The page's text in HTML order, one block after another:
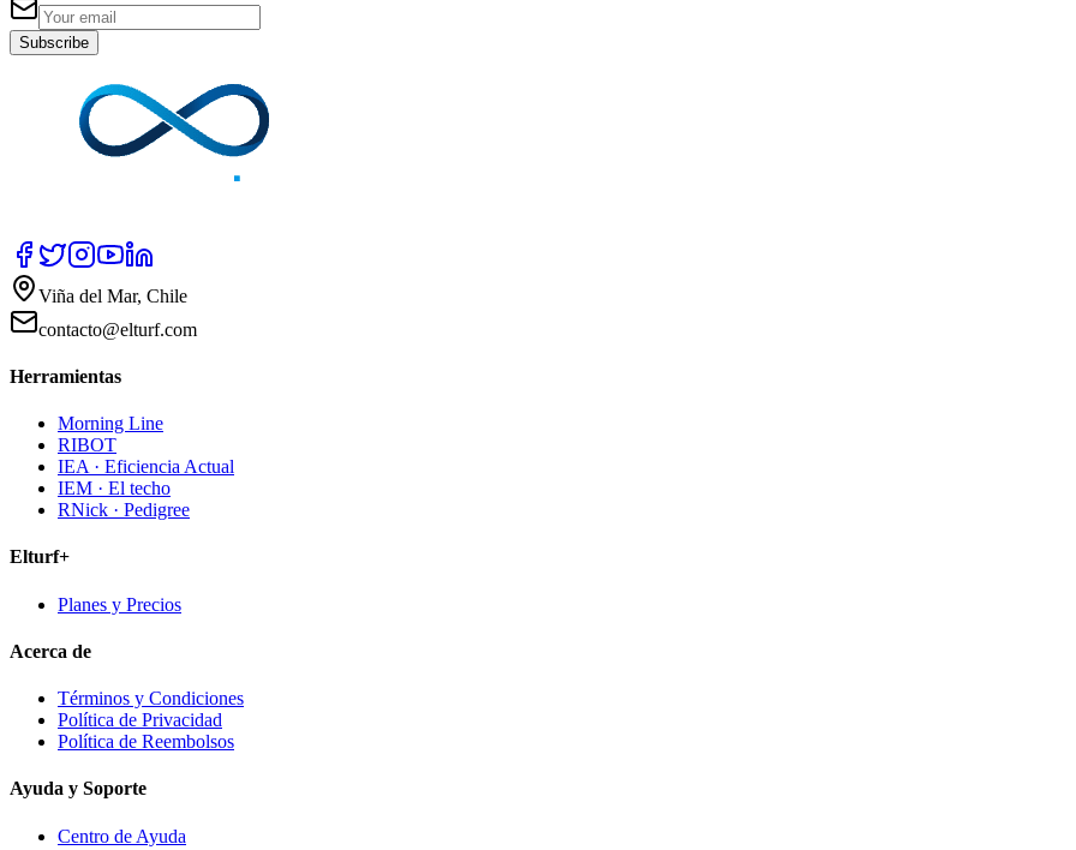
Subscribe
Viña del Mar, Chile
contacto@elturf.com
Herramientas
Morning Line
RIBOT
IEA · Eficiencia Actual
IEM · El techo
RNick · Pedigree
Elturf+
Planes y Precios
Acerca de
Términos y Condiciones
Política de Privacidad
Política de Reembolsos
Ayuda y Soporte
Centro de Ayuda